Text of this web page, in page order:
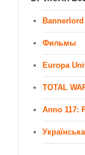
Фильмы
Europa
TOTAL
Anno 117: